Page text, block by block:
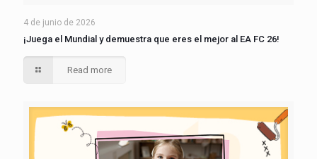
4 de junio de 2026
¡Juega el Mundial y demuestra que eres el mejor al EA FC 26!
Read more